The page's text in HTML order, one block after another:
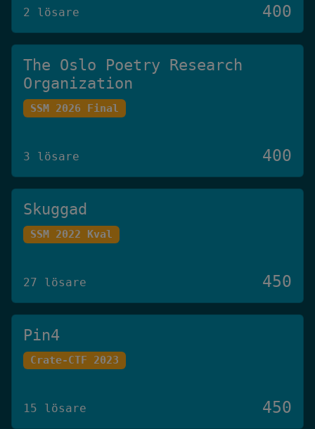
2 lösare 400
The Oslo Poetry Research
Organization
SSM 2026 Final
3 lösare 400
Skuggad
SSM 2022 Kval
27 lösare 450
Pin4
Crate-CTF 2023
15 lösare 450